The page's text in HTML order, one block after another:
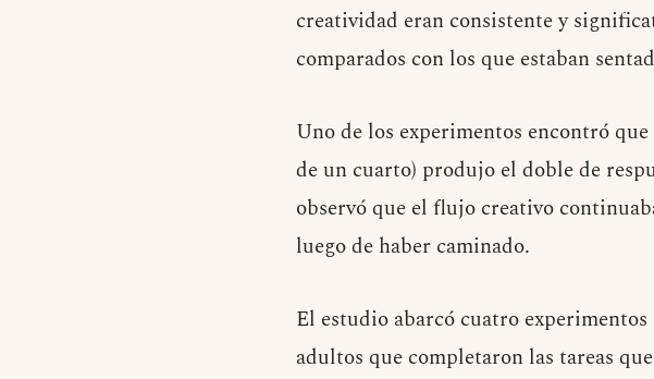
creatividad eran consistente y
comparados con los que estaban
Uno de los experimentos encontró
de un cuarto) produjo el doble de
observó que el flujo creativo
luego de haber caminado.
El estudio abarcó cuatro
adultos que completaron las tareas